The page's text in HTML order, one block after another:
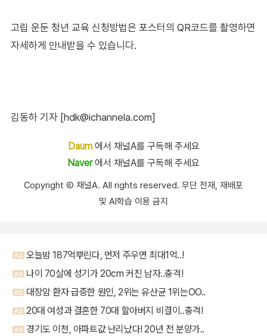
고립 운둔 청년 교육 신청방법은 포스터의 QR코드를 촬영하면
자세하게 안내받을 수 있습니다.
김동하 기자 [hdk@ichannela.com]
Daum에서 채널A를 구독해 주세요
Naver에서 채널A를 구독해 주세요
Copyright Ⓒ 채널A. All rights reserved. 무단 전재, 재배포
및 AI학습 이용 금지